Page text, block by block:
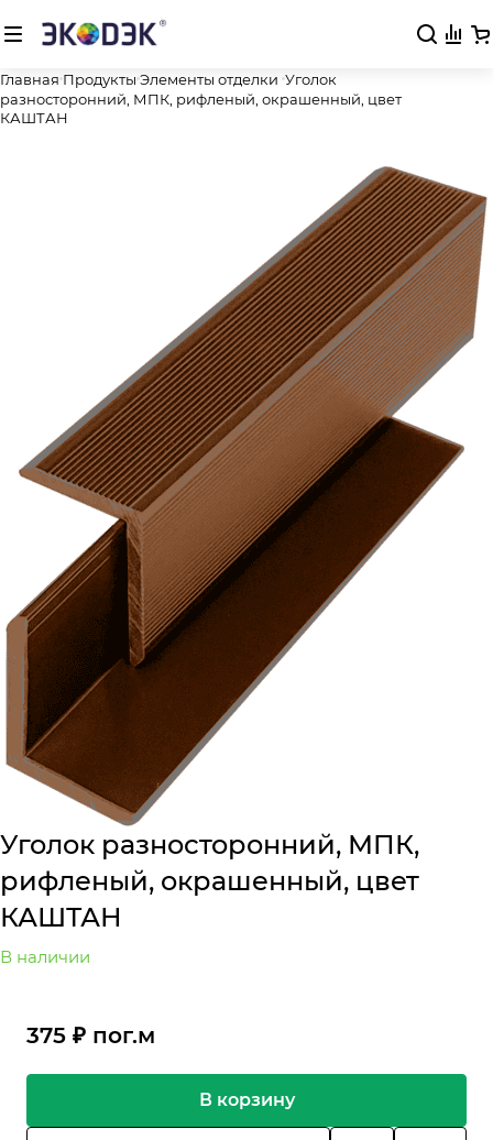
Главная Продукты Элементы отделки Уголок
разносторонний, МПК, рифленый, окрашенный, цвет
КАШТАН
Уголок разносторонний, МПК,
рифленый, окрашенный, цвет
КАШТАН
В наличии
375 ₽ пог.м
В корзину